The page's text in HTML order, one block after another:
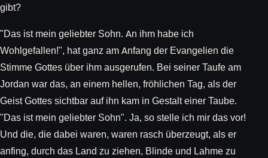
gibt?
"Das ist mein geliebter Sohn. An ihm habe ich
Wohlgefallen!", hat ganz am Anfang der Evangelien die
Stimme Gottes über ihm ausgerufen. Bei seiner Taufe am
Jordan war das, an einem hellen, fröhlichen Tag, als der
Geist Gottes sichtbar auf ihn kam in Gestalt einer Taube.
"Das ist mein geliebter Sohn". Ja, so stelle ich mir das vor!
Und die, die dabei waren, waren rasch überzeugt, als er
anfing, durch das Land zu ziehen, Blinde und Lahme zu